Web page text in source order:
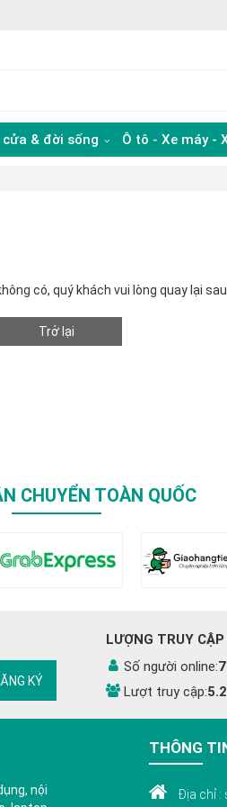
cửa & đời sống Ô tô - Xe máy -
có, quý khách vui lòng quay lại sau
Trở lại
CHUYỂN TOÀN QUỐC
KÝ
LƯỢNG TRUY CẬP
Số người online:
Lượt truy cập:
nội
THÔNG
Địa chỉ :